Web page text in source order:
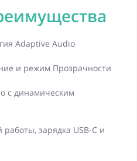
Adaptive Audio
и режим Прозрачности
с динамическим
зарядка USB-C и